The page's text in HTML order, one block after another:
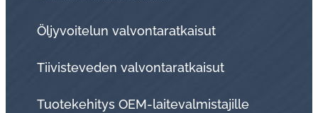
Öljyvoitelun valvontaratkaisut
Tii­vis­te­ve­den val­von­ta­rat­kai­sut
Tuo­te­ke­hi­tys OEM-lai­te­val­mis­ta­jil­le